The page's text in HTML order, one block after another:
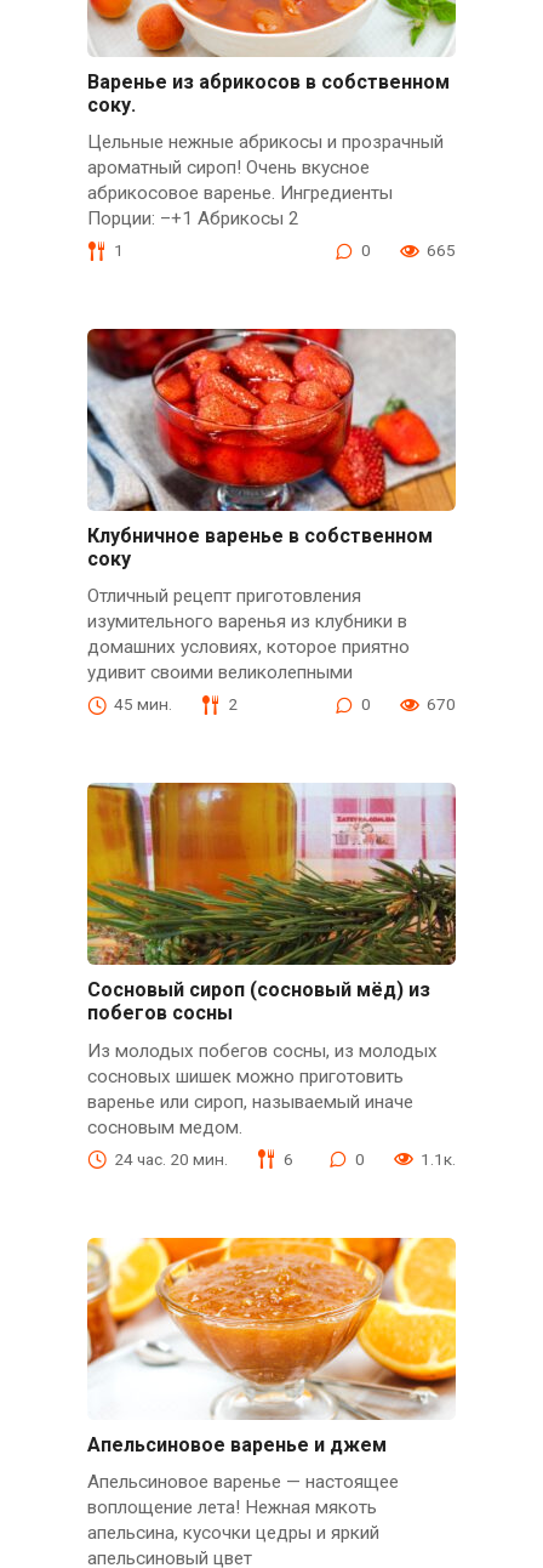
Варенье из абрикосов в собственном
соку.
Цельные нежные абрикосы и прозрачный
ароматный сироп! Очень вкусное
абрикосовое варенье. Ингредиенты
Порции: –+1 Абрикосы 2
1 0 665
Клубничное варенье в собственном
соку
Отличный рецепт приготовления
изумительного варенья из клубники в
домашних условиях, которое приятно
удивит своими великолепными
45 мин. 2 0 670
Сосновый сироп (сосновый мёд) из
побегов сосны
Из молодых побегов сосны, из молодых
сосновых шишек можно приготовить
варенье или сироп, называемый иначе
сосновым медом.
24 час. 20 мин. 6 0 1.1к.
Апельсиновое варенье и джем
Апельсиновое варенье — настоящее
воплощение лета! Нежная мякоть
апельсина, кусочки цедры и яркий
апельсиновый цвет